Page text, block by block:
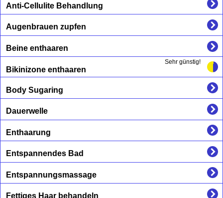
Anti-Cellulite Behandlung
Augenbrauen zupfen
Beine enthaaren
Sehr günstig!
Bikinizone enthaaren
Body Sugaring
Dauerwelle
Enthaarung
Entspannendes Bad
Entspannungsmassage
Fettiges Haar behandeln